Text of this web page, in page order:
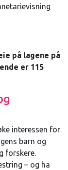
på lagene på
er 115
interessen for
barn og
forskere.
– og ha